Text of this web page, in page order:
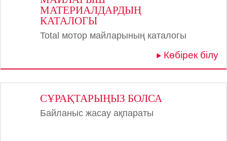
МАТЕРИАЛДАРДЫҢ
КАТАЛОГЫ
Total мотор майларының каталогы
Көбірек білу
СҰРАҚТАРЫҢЫЗ БОЛСА
Байланыс жасау ақпараты